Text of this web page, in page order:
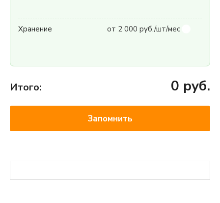
Хранение от 2 000 руб./шт/мес
Итого: 0 руб.
Запомнить